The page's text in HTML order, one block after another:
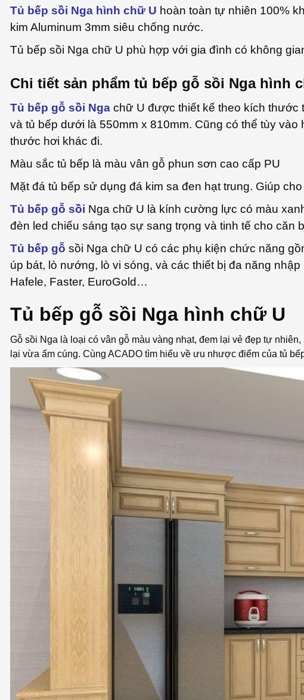
Tủ bếp sồi Nga hình chữ U hoàn toàn tự nhiên 100%
kim Aluminum 3mm siêu chống nước.
Tủ bếp sồi Nga chữ U phù hợp với gia đình có không
Chi tiết sản phẩm tủ bếp gỗ sồi Nga hình
Tủ bếp gỗ sồi Nga chữ U được thiết kế theo kích thước
và tủ bếp dưới là 550mm x 810mm. Cũng có thể tùy
thước hơi khác đi.
Màu sắc tủ bếp là màu vân gỗ phun sơn cao cấp PU
Mặt đá tủ bếp sử dụng đá kim sa đen hạt trung. Giúp
Tủ bếp gỗ sồi Nga chữ U là kính cường lực có màu
đèn led chiếu sáng tạo sự sang trọng và tinh tế cho căn
Tủ bếp gỗ sồi Nga chữ U có các phụ kiện chức năng
úp bát, lò nướng, lò vi sóng, và các thiết bị đa năng
Hafele, Faster, EuroGold…
Tủ bếp gỗ sồi Nga hình chữ U
Gỗ sồi Nga là loại có vân gỗ màu vàng nhạt, đem lại vẻ đẹp tự
lại vừa ấm cúng. Cùng ACADO tìm hiểu về ưu nhược điểm của tủ